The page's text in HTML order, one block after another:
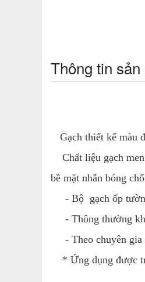
Thông tin sản
Gạch thiết kế màu
Chất liệu gạch men
bề mặt nhẵn bóng
- Bộ gạch ốp
- Thông thường khi
- Theo chuyên gia
* Ứng dụng được